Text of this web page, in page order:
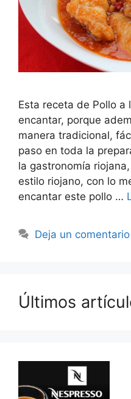
Esta receta de Pollo a
encantar, porque
manera tradicional,
paso en toda la
la gastronomía
estilo riojano, con lo
encantar este pollo …
Deja un comentario
Últimos